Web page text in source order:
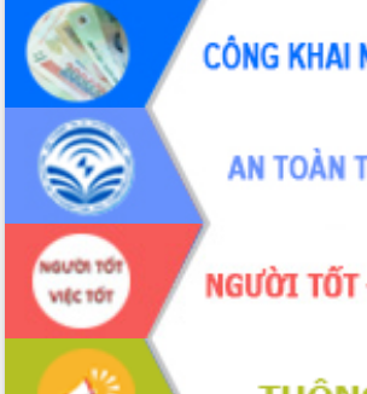
Đoàn đại biểu Quốc hội tỉnh Đắk Lắk
trao đổi thông tin trước Kỳ họp thứ
nhất, Quốc hội khóa XVI
Quyết liệt cải cách hành chính, khơi
thông nguồn lực phát triển
Nâng cao hiệu lực, hiệu quả HĐND
tỉnh thông qua hiện đại hóa hành chính
Xã Ea Phê gắn cải cách hành chính với
chuyển đổi số
Phó Chủ tịch Thường trực UBND tỉnh
Hồ Thị Nguyên Thảo làm việc tại Trung
tâm Phục vụ hành chính công xã Ea
Xây dựng nền hành chính số đồng
hành cùng nông dân dân, doanh nghiệp